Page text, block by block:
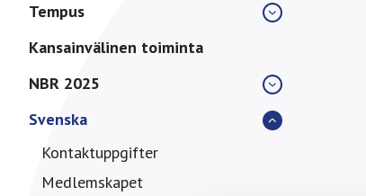
Tempus
Kansainvälinen toiminta
NBR 2025
Svenska
Kontaktuppgifter
Medlemskapet